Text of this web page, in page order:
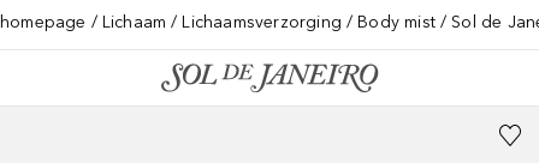
homepage Lichaam Lichaamsverzorging Body mist Sol de